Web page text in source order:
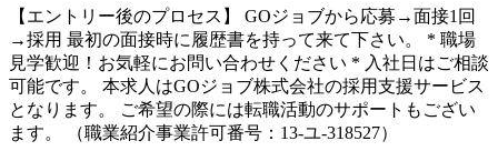
【エントリー後のプロセス】 GOジョブから応募→面接1回
→採用 最初の面接時に履歴書を持って来て下さい。 * 職場
見学歓迎！お気軽にお問い合わせください * 入社日はご相談
可能です。 本求人はGOジョブ株式会社の採用支援サービス
となります。 ご希望の際には転職活動のサポートもござい
ます。 （職業紹介事業許可番号：13-ユ-318527）